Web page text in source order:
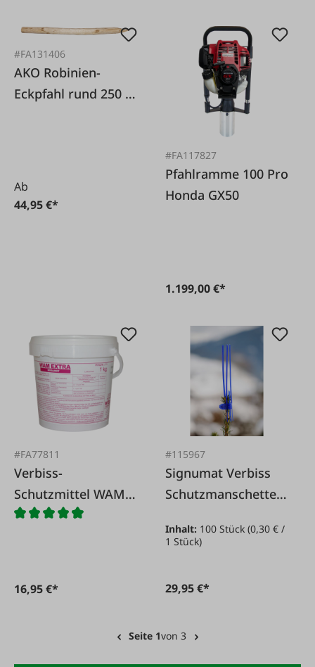
#FA131406
AKO Robinien-
Eckpfahl rund 250 x
Ab
44,95 €*
#FA117827
Pfahlramme 100 Pro
Honda GX50
1.199,00 €*
#FA77811
Verbiss-
Schutzmittel WAM
Extra rosa
16,95 €*
#115967
Signumat Verbiss
Schutzmanschette
Inhalt: 100 Stück(0,30 € /
1 Stück)
29,95 €*
Seite 1von 3